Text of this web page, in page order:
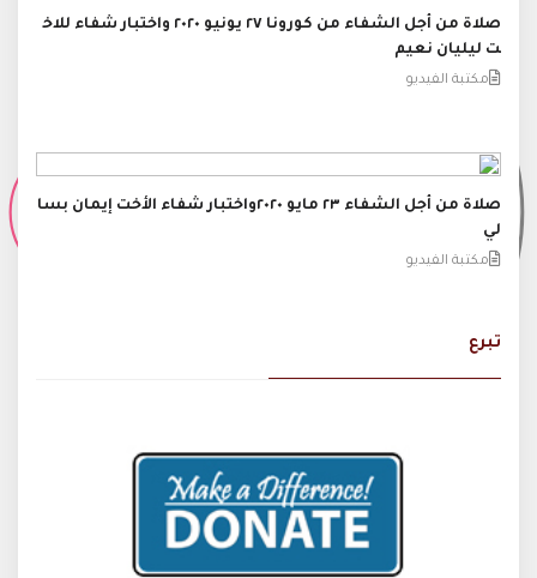
صلاة من أجل الشفاء من كورونا ٢٧ يونيو ٢٠٢٠ واختبار شفاء للاخ
ت ليليان نعيم
مكتبة الفيديو
صلاة من أجل الشفاء ٢٣ مايو ٢٠٢٠واختبار شفاء الأخت إيمان بسا
لي
مكتبة الفيديو
تبرع